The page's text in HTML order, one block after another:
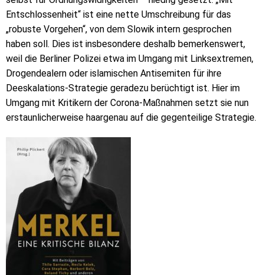
Entschlossenheit“ ist eine nette Umschreibung für das
„robuste Vorgehen“, von dem Slowik intern gesprochen
haben soll . Dies ist insbesondere deshalb bemerkenswert,
weil die Berliner Polizei etwa im Umgang mit Linksextremen,
Drogendealern oder islamischen Antisemiten für ihre
Deeskalations-Strategie geradezu berüchtigt ist. Hier im
Umgang mit Kritikern der Corona-Maßnahmen setzt sie nun
erstaunlicherweise haargenau auf die gegenteilige Strategie.